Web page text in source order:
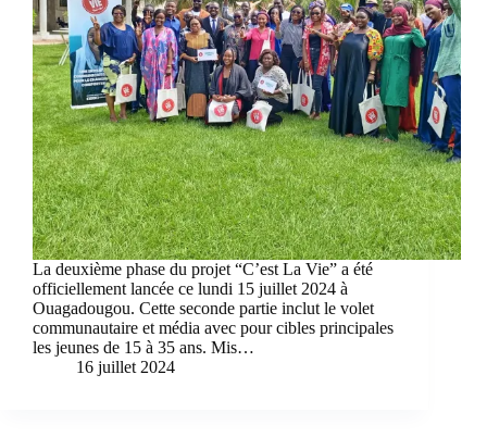
La deuxième phase du projet “C’est La Vie” a été
officiellement lancée ce lundi 15 juillet 2024 à
Ouagadougou. Cette seconde partie inclut le volet
communautaire et média avec pour cibles principales
les jeunes de 15 à 35 ans. Mis…
16 juillet 2024